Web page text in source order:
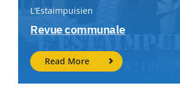
L’Estaimpuisien
Revue communale
Read More